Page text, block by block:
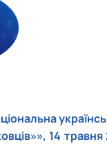
14 травня